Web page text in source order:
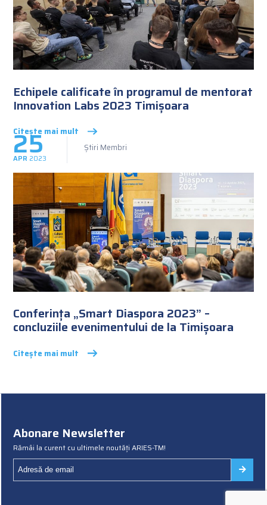
Echipele calificate în programul de mentorat
Innovation Labs 2023 Timișoara
Citește mai mult
25
APR 2023
Știri Membri
Conferința „Smart Diaspora 2023” –
concluziile evenimentului de la Timișoara
Citește mai mult
Abonare Newsletter
Rămâi la curent cu ultimele noutăți ARIES-TM!